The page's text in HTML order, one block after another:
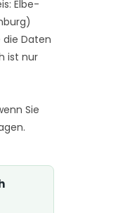
Elbe-
die Daten
ist nur
Sie